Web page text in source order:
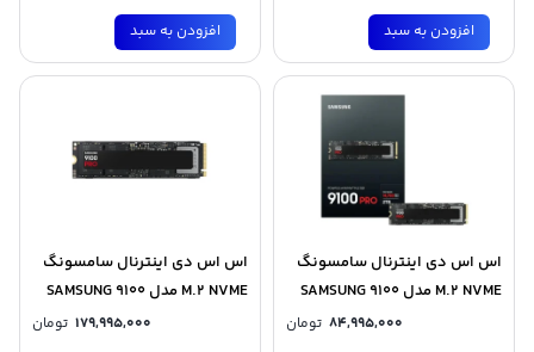
افزودن به سبد افزودن به سبد
اس اس دی اینترنال سامسونگ
M.2 NVME مدل SAMSUNG 9100
84,995,000 تومان
اس اس دی اینترنال سامسونگ
M.2 NVME مدل SAMSUNG 9100
179,995,000 تومان